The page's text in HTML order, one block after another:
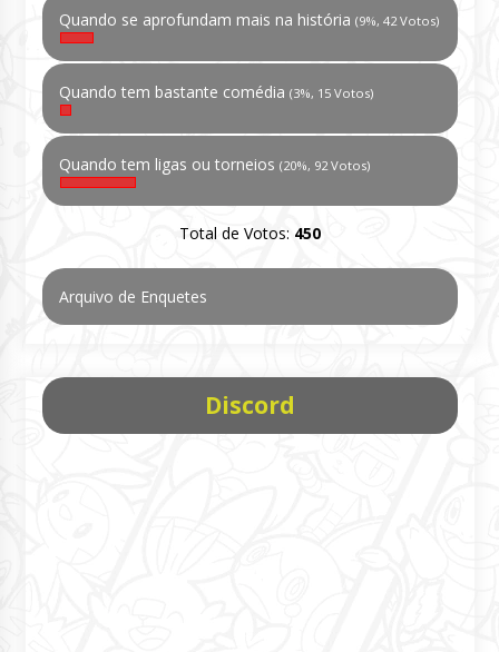
Quando se aprofundam mais na história (9%, 42 Votos)
Quando tem bastante comédia (3%, 15 Votos)
Quando tem ligas ou torneios (20%, 92 Votos)
Total de Votos: 450
Arquivo de Enquetes
Discord